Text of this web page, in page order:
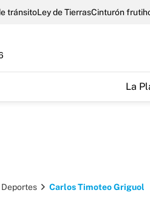
tránsitoLey de TierrasCinturón
La
Deportes Carlos Timoteo Griguol